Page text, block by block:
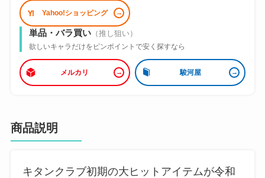
Yahoo!ショッピング
単品・バラ買い（推し狙い）
欲しいキャラだけをピンポイントで安く探すなら
メルカリ 駿河屋
商品説明
キタンクラブ初期の大ヒットアイテムが令和